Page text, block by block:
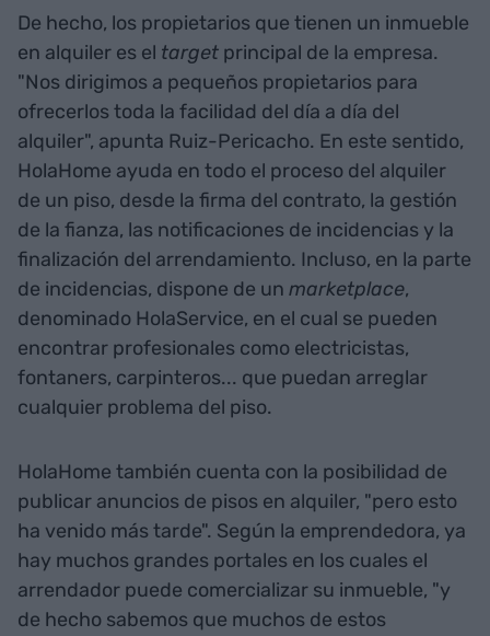
De hecho, los propietarios que tienen un inmueble
en alquiler es el target principal de la empresa.
"Nos dirigimos a pequeños propietarios para
ofrecerlos toda la facilidad del día a día del
alquiler", apunta Ruiz-Pericacho. En este sentido,
HolaHome ayuda en todo el proceso del alquiler
de un piso, desde la firma del contrato, la gestión
de la fianza, las notificaciones de incidencias y la
finalización del arrendamiento. Incluso, en la parte
de incidencias, dispone de un marketplace,
denominado HolaService, en el cual se pueden
encontrar profesionales como electricistas,
fontaners, carpinteros... que puedan arreglar
cualquier problema del piso.
HolaHome también cuenta con la posibilidad de
publicar anuncios de pisos en alquiler, "pero esto
ha venido más tarde". Según la emprendedora, ya
hay muchos grandes portales en los cuales el
arrendador puede comercializar su inmueble, "y
de hecho sabemos que muchos de estos